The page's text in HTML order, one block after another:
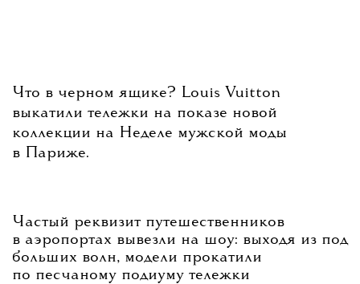
Что в черном ящике? Louis Vuitton
выкатили тележки на показе новой
коллекции на Неделе мужской моды
в Париже.
Частый реквизит путешественников
в аэропортах вывезли на шоу: выходя из под
больших волн, модели прокатили
по песчаному подиуму тележки